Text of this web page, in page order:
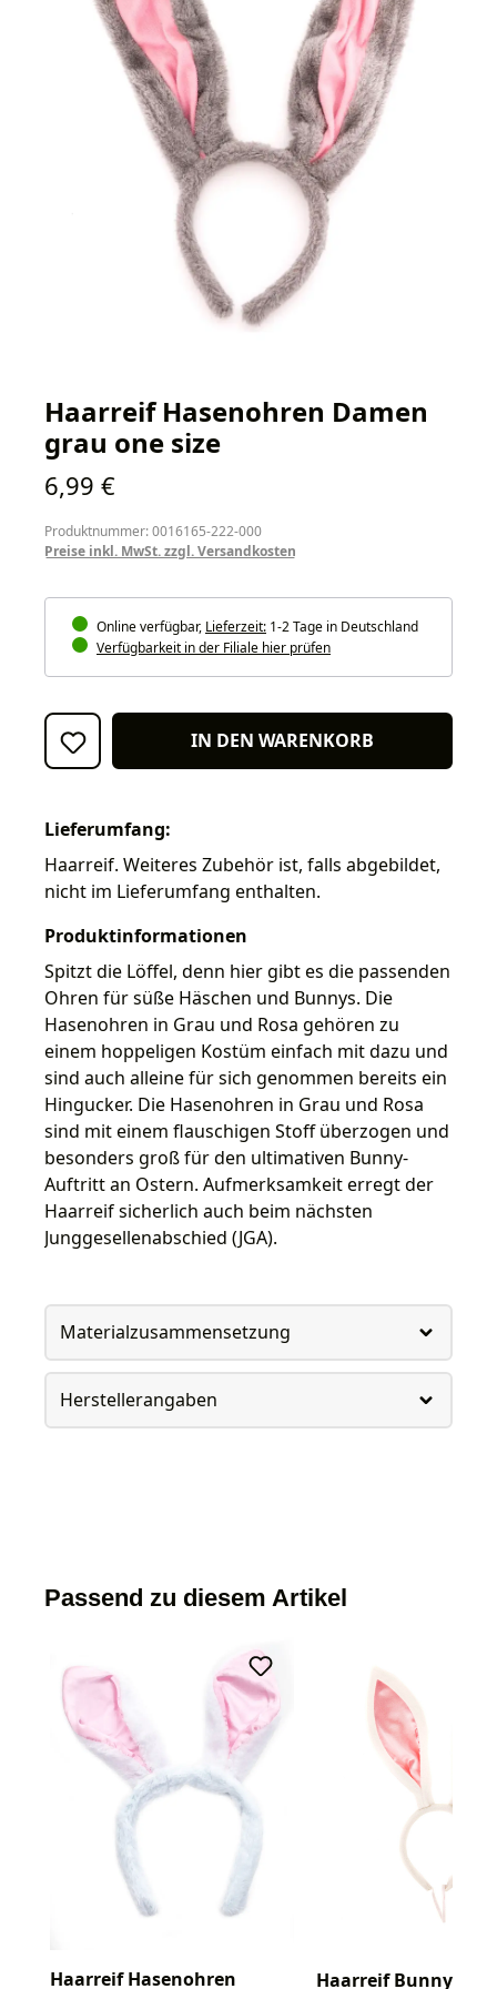
Haarreif Hasenohren Damen
grau one size
Regulärer Preis:
6,99 €
Produktnummer: 0016165-222-000
Preise inkl. MwSt. zzgl. Versandkosten
Online verfügbar, Lieferzeit: 1-2 Tage in Deutschland
Verfügbarkeit in der Filiale hier prüfen
IN DEN WARENKORB
Lieferumfang:
Haarreif. Weiteres Zubehör ist, falls abgebildet,
nicht im Lieferumfang enthalten.
Produktinformationen
Spitzt die Löffel, denn hier gibt es die passenden
Ohren für süße Häschen und Bunnys. Die
Hasenohren in Grau und Rosa gehören zu
einem hoppeligen Kostüm einfach mit dazu und
sind auch alleine für sich genommen bereits ein
Hingucker. Die Hasenohren in Grau und Rosa
sind mit einem flauschigen Stoff überzogen und
besonders groß für den ultimativen Bunny-
Auftritt an Ostern. Aufmerksamkeit erregt der
Haarreif sicherlich auch beim nächsten
Junggesellenabschied (JGA).
Materialzusammensetzung
Herstellerangaben
Passend zu diesem Artikel
Haarreif Hasenohren Haarreif Bunny